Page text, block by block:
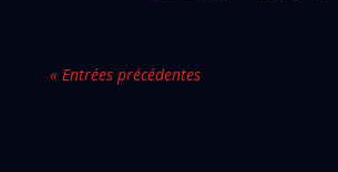
« Entrées précédentes